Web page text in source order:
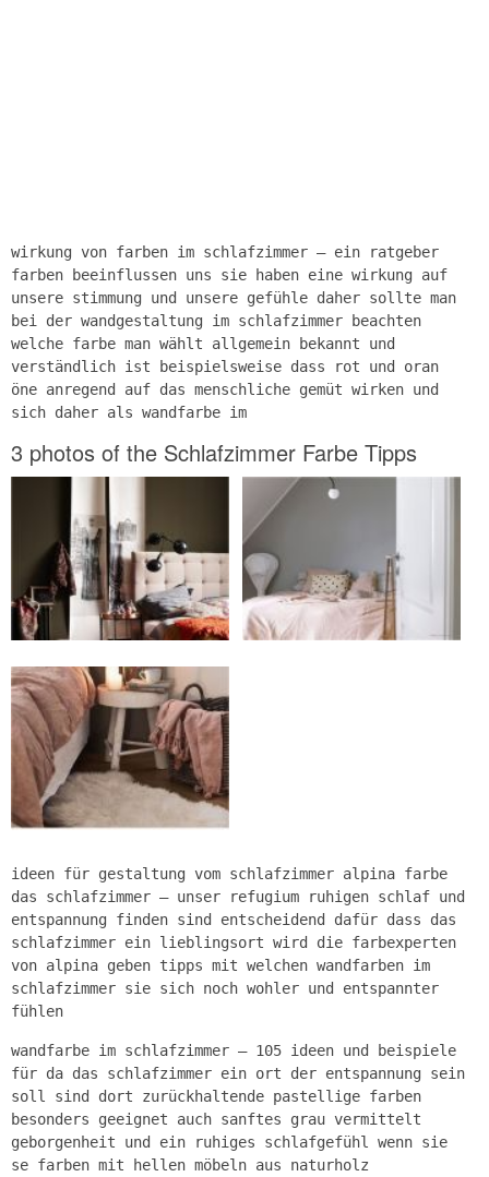
wirkung von farben im schlafzimmer – ein ratgeber
farben beeinflussen uns sie haben eine wirkung auf
unsere stimmung und unsere gefühle daher sollte man
bei der wandgestaltung im schlafzimmer beachten
welche farbe man wählt allgemein bekannt und
verständlich ist beispielsweise dass rot und oran
öne anregend auf das menschliche gemüt wirken und
sich daher als wandfarbe im
3 photos of the Schlafzimmer Farbe Tipps
ideen für gestaltung vom schlafzimmer alpina farbe
das schlafzimmer – unser refugium ruhigen schlaf und
entspannung finden sind entscheidend dafür dass das
schlafzimmer ein lieblingsort wird die farbexperten
von alpina geben tipps mit welchen wandfarben im
schlafzimmer sie sich noch wohler und entspannter
fühlen
wandfarbe im schlafzimmer – 105 ideen und beispiele
für da das schlafzimmer ein ort der entspannung sein
soll sind dort zurückhaltende pastellige farben
besonders geeignet auch sanftes grau vermittelt
geborgenheit und ein ruhiges schlafgefühl wenn sie
se farben mit hellen möbeln aus naturholz